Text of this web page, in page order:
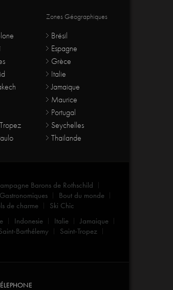
Zones Géographiques
Brésil
Espagne
Grèce
Italie
Jamaique
Maurice
Portugal
Seychelles
Thailande
Barons de Rothschild
Bout du monde
de charme
Ski Chic
Indonesie Italie
Jamaique
Barthélemy
Saint-Tropez